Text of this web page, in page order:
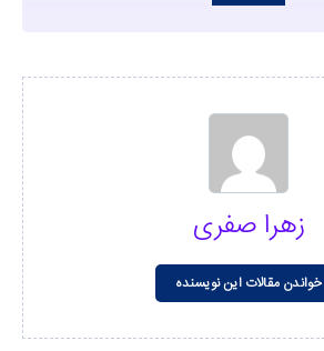
زهرا صفری
خواندن مقالات این نویسنده